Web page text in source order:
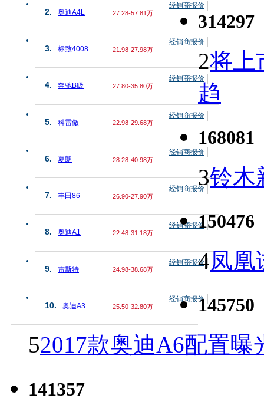
2. 奥迪A4L 27.28-57.81万
经销商报价
3. 标致4008 21.98-27.98万
经销商报价
4. 奔驰B级 27.80-35.80万
经销商报价
5. 科雷傲 22.98-29.68万
经销商报价
6. 夏朗 28.28-40.98万
经销商报价
7. 丰田86 26.90-27.90万
经销商报价
8. 奥迪A1 22.48-31.18万
经销商报价
9. 雷斯特 24.98-38.68万
经销商报价
10. 奥迪A3 25.50-32.80万
经销商报价
314297
2将上
趋
168081
3铃木
150476
4凤凰
145750
52017款奥迪A6配置曝
141357